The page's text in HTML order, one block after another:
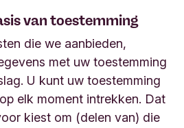
van toestemming
die we aanbieden,
met uw toestemming
U kunt uw toestemming
elk moment intrekken. Dat
kiest om (delen van) die